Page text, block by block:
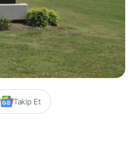
Takip Et